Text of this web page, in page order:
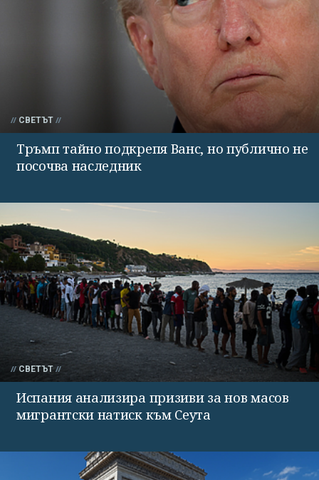
СВЕТЪТ
Тръмп тайно подкрепя Ванс, но публично не
посочва наследник
СВЕТЪТ
Испания анализира призиви за нов масов
мигрантски натиск към Сеута